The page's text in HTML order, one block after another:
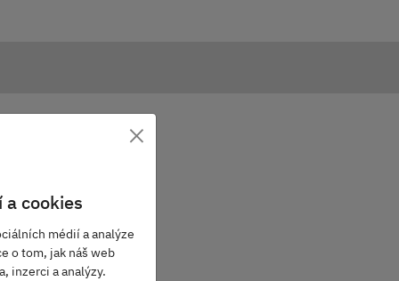
×
cookies
médií a analýze
o tom, jak náš web
inzerci a analýzy.